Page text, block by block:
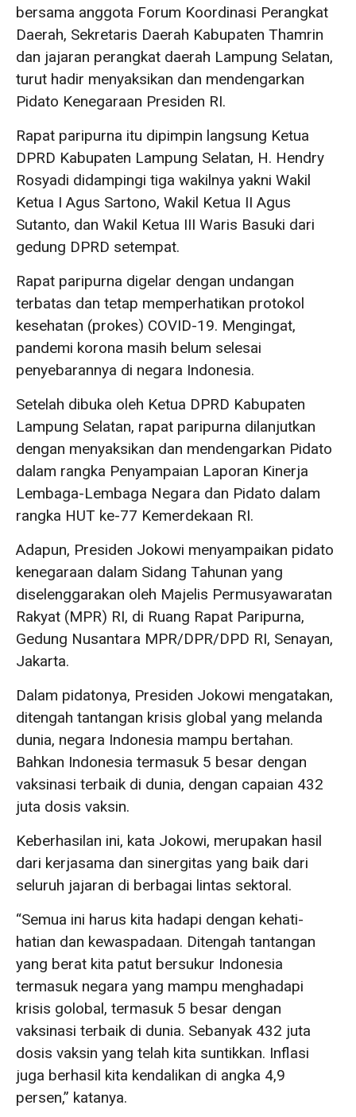
bersama anggota Forum Koordinasi Perangkat
Daerah, Sekretaris Daerah Kabupaten Thamrin
dan jajaran perangkat daerah Lampung Selatan,
turut hadir menyaksikan dan mendengarkan
Pidato Kenegaraan Presiden RI.
Rapat paripurna itu dipimpin langsung Ketua
DPRD Kabupaten Lampung Selatan, H. Hendry
Rosyadi didampingi tiga wakilnya yakni Wakil
Ketua I Agus Sartono, Wakil Ketua II Agus
Sutanto, dan Wakil Ketua III Waris Basuki dari
gedung DPRD setempat.
Rapat paripurna digelar dengan undangan
terbatas dan tetap memperhatikan protokol
kesehatan (prokes) COVID-19. Mengingat,
pandemi korona masih belum selesai
penyebarannya di negara Indonesia.
Setelah dibuka oleh Ketua DPRD Kabupaten
Lampung Selatan, rapat paripurna dilanjutkan
dengan menyaksikan dan mendengarkan Pidato
dalam rangka Penyampaian Laporan Kinerja
Lembaga-Lembaga Negara dan Pidato dalam
rangka HUT ke-77 Kemerdekaan RI.
Adapun, Presiden Jokowi menyampaikan pidato
kenegaraan dalam Sidang Tahunan yang
diselenggarakan oleh Majelis Permusyawaratan
Rakyat (MPR) RI, di Ruang Rapat Paripurna,
Gedung Nusantara MPR/DPR/DPD RI, Senayan,
Jakarta.
Dalam pidatonya, Presiden Jokowi mengatakan,
ditengah tantangan krisis global yang melanda
dunia, negara Indonesia mampu bertahan.
Bahkan Indonesia termasuk 5 besar dengan
vaksinasi terbaik di dunia, dengan capaian 432
juta dosis vaksin.
Keberhasilan ini, kata Jokowi, merupakan hasil
dari kerjasama dan sinergitas yang baik dari
seluruh jajaran di berbagai lintas sektoral.
“Semua ini harus kita hadapi dengan kehati-
hatian dan kewaspadaan. Ditengah tantangan
yang berat kita patut bersukur Indonesia
termasuk negara yang mampu menghadapi
krisis golobal, termasuk 5 besar dengan
vaksinasi terbaik di dunia. Sebanyak 432 juta
dosis vaksin yang telah kita suntikkan. Inflasi
juga berhasil kita kendalikan di angka 4,9
persen,” katanya.